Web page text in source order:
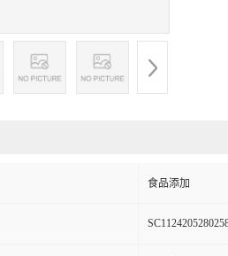
食品添加